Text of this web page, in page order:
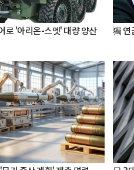
로 '아리온-스멧' 대량 양산 獨 연